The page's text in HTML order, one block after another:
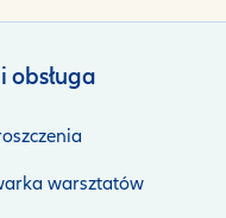
obsługa
warsztatów